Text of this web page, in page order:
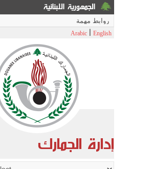
الجمهورية اللبنانية
Arabic English
إدارة الجمارك